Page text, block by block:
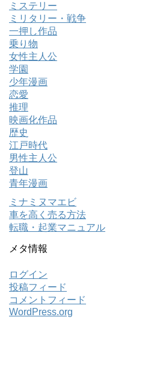
ミステリー
ミリタリー・戦争
一押し作品
乗り物
女性主人公
学園
少年漫画
恋愛
推理
映画化作品
歴史
江戸時代
男性主人公
登山
青年漫画
ミナミヌマエビ
車を高く売る方法
転職・起業マニュアル
メタ情報
ログイン
投稿フィード
コメントフィード
WordPress.org